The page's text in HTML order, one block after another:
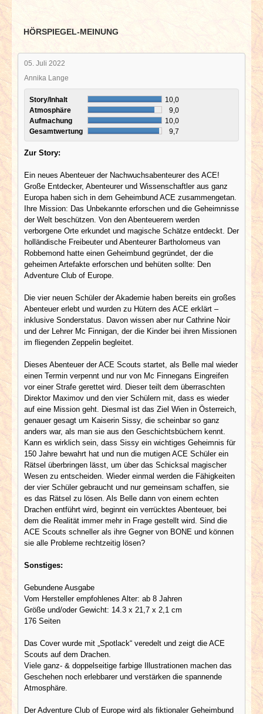
HÖRSPIEGEL-MEINUNG
05. Juli 2022
Annika Lange
Story/Inhalt
10,0
Atmosphäre
9,0
Aufmachung
10,0
Gesamtwertung
9,7
Zur Story:
Ein neues Abenteuer der Nachwuchsabenteurer des ACE!
Große Entdecker, Abenteurer und Wissenschaftler aus ganz
Europa haben sich in dem Geheimbund ACE zusammengetan.
Ihre Mission: Das Unbekannte erforschen und die Geheimnisse
der Welt beschützen. Von den Abenteuerern werden
verborgene Orte erkundet und magische Schätze entdeckt. Der
holländische Freibeuter und Abenteurer Bartholomeus van
Robbemond hatte einen Geheimbund gegründet, der die
geheimen Artefakte erforschen und behüten sollte: Den
Adventure Club of Europe.
Die vier neuen Schüler der Akademie haben bereits ein großes
Abenteuer erlebt und wurden zu Hütern des ACE erklärt –
inklusive Sonderstatus. Davon wissen aber nur Cathrine Noir
und der Lehrer Mc Finnigan, der die Kinder bei ihren Missionen
im fliegenden Zeppelin begleitet.
Dieses Abenteuer der ACE Scouts startet, als Belle mal wieder
einen Termin verpennt und nur von Mc Finnegans Eingreifen
vor einer Strafe gerettet wird. Dieser teilt dem überraschten
Direktor Maximov und den vier Schülern mit, dass es wieder
auf eine Mission geht. Diesmal ist das Ziel Wien in Österreich,
genauer gesagt um Kaiserin Sissy, die scheinbar so ganz
anders war, als man sie aus den Geschichtsbüchern kennt.
Kann es wirklich sein, dass Sissy ein wichtiges Geheimnis für
150 Jahre bewahrt hat und nun die mutigen ACE Schüler ein
Rätsel überbringen lässt, um über das Schicksal magischer
Wesen zu entscheiden. Wieder einmal werden die Fähigkeiten
der vier Schüler gebraucht und nur gemeinsam schaffen, sie
es das Rätsel zu lösen. Als Belle dann von einem echten
Drachen entführt wird, beginnt ein verrücktes Abenteuer, bei
dem die Realität immer mehr in Frage gestellt wird. Sind die
ACE Scouts schneller als ihre Gegner von BONE und können
sie alle Probleme rechtzeitig lösen?
Sonstiges:
Gebundene Ausgabe
Vom Hersteller empfohlenes Alter: ab 8 Jahren
Größe und/oder Gewicht: 14.3 x 21,7 x 2,1 cm
176 Seiten
Das Cover wurde mit „Spotlack“ veredelt und zeigt die ACE
Scouts auf dem Drachen.
Viele ganz- & doppelseitige farbige Illustrationen machen das
Geschehen noch erlebbarer und verstärken die spannende
Atmosphäre.
Der Adventure Club of Europe wird als fiktionaler Geheimbund